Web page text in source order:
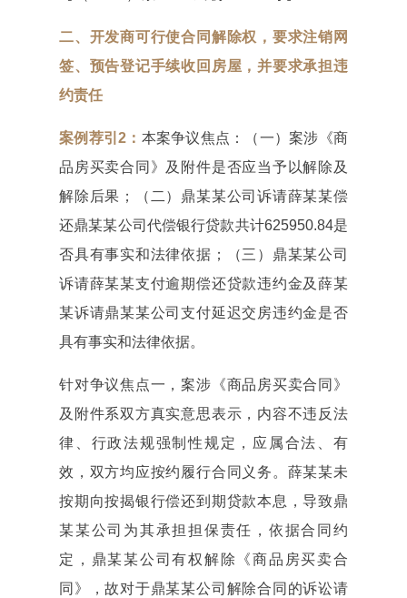
二、开发商可行使合同解除权， 要求注销网
签、预告登记手续收回房屋，并要求承担违
约责任
案例荐引2： 本案争议焦点：（一）案涉《商
品房买卖合同》及附件是否应当予以解除及
解除后果；（二）鼎某某公司诉请薛某某偿
还鼎某某公司代偿银行贷款共计625950.84是
否具有事实和法律依据；（三）鼎某某公司
诉请薛某某支付逾期偿还贷款违约金及薛某
某诉请鼎某某公司支付延迟交房违约金是否
具有事实和法律依据。
针对争议焦点一，案涉《商品房买卖合同》
及附件系双方真实意思表示，内容不违反法
律、行政法规强制性规定，应属合法、有
效，双方均应按约履行合同义务。薛某某未
按期向按揭银行偿还到期贷款本息，导致鼎
某某公司为其承担担保责任，依据合同约
定，鼎某某公司有权解除《商品房买卖合
同》，故对于鼎某某公司解除合同的诉讼请